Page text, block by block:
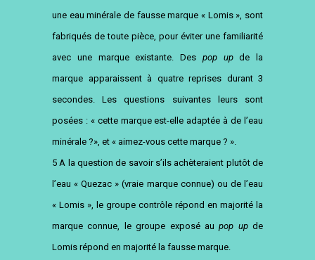
une eau minérale de fausse marque « Lomis », sont
fabriqués de toute pièce, pour éviter une familiarité
avec une marque existante. Des pop upde la
marque apparaissent à quatre reprises durant 3
secondes. Les questions suivantes leurs sont
posées : « cette marque est-elle adaptée à de l’eau
minérale ?», et « aimez-vous cette marque ? ».
5 A la question de savoir s’ils achèteraient plutôt de
l’eau « Quezac » (vraie marque connue) ou de l’eau
« Lomis », le groupe contrôle répond en majorité la
marque connue, le groupe exposé aupop upde
Lomis répond en majorité la fausse marque.